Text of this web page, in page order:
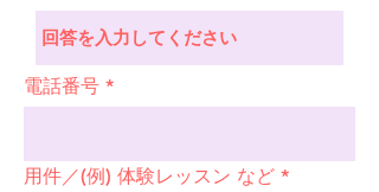
電話番号
用件／(例) 体験レッスン など